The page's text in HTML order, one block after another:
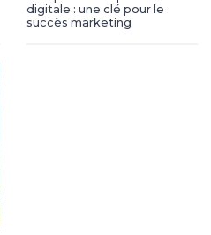
digitale : une clé pour le
succès marketing